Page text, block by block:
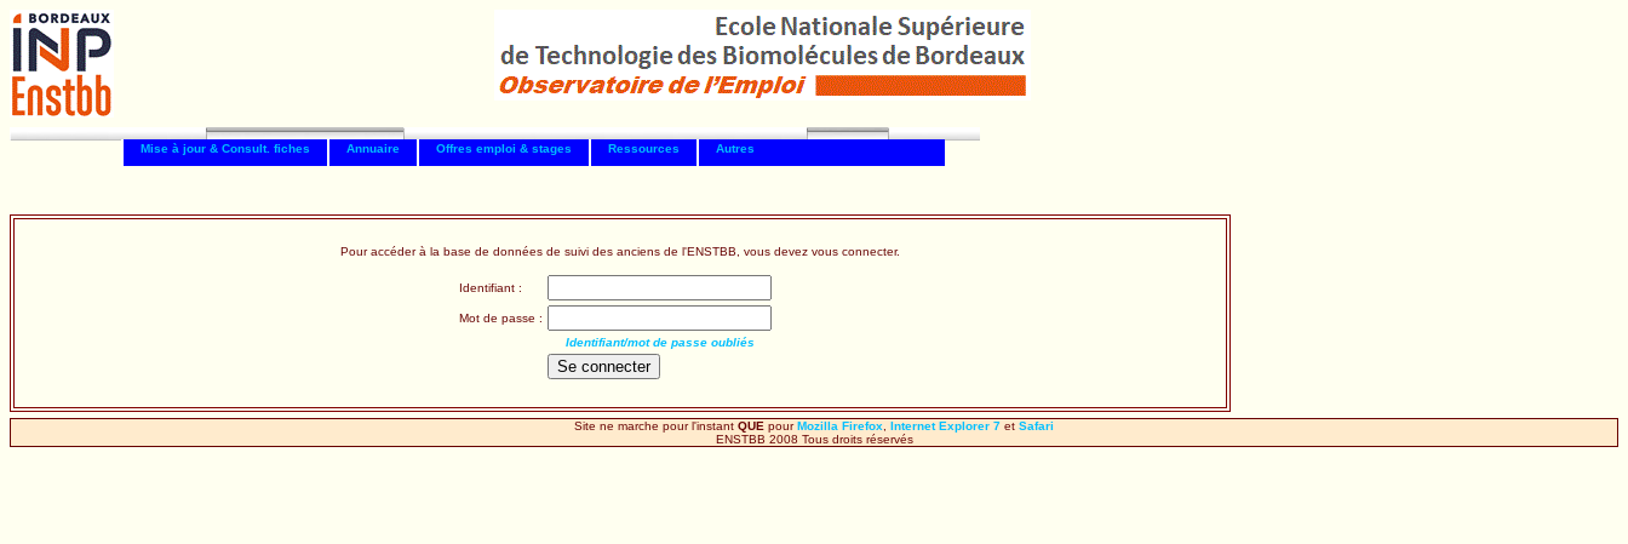
Mise à jour & Consult. fiches Annuaire Offres emploi & stages Ressources Autres
Pour accéder à la base de données de suivi des anciens de l'ENSTBB, vous devez vous connecter.
Identifiant :
Mot de passe :
Identifiant/mot de passe oubliés
Site ne marche pour l'instant QUE pourMozilla Firefox Internet Explorer 7 et Safari
ENSTBB 2008 Tous droits réservés